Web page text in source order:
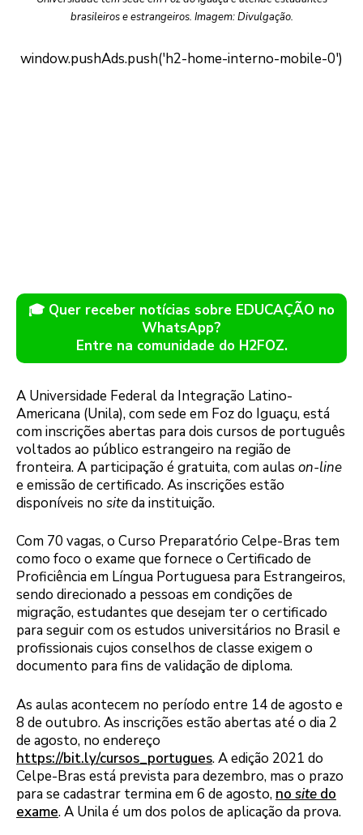
brasileiros e estrangeiros. Imagem: Divulgação.
🎓 Quer receber notícias sobre EDUCAÇÃO no
WhatsApp?
Entre na comunidade do H2FOZ.
A Universidade Federal da Integração Latino-
Americana (Unila), com sede em Foz do Iguaçu, está
com inscrições abertas para dois cursos de português
voltados ao público estrangeiro na região de
fronteira. A participação é gratuita, com aulas on-line
e emissão de certificado. As inscrições estão
disponíveis no siteda instituição.
Com 70 vagas, o Curso Preparatório Celpe-Bras tem
como foco o exame que fornece o Certificado de
Proficiência em Língua Portuguesa para Estrangeiros,
sendo direcionado a pessoas em condições de
migração, estudantes que desejam ter o certificado
para seguir com os estudos universitários no Brasil e
profissionais cujos conselhos de classe exigem o
documento para fins de validação de diploma.
As aulas acontecem no período entre 14 de agosto e
8 de outubro. As inscrições estão abertas até o dia 2
de agosto, no endereço
https://bit.ly/cursos_portugues. A edição 2021 do
Celpe-Bras está prevista para dezembro, mas o prazo
para se cadastrar termina em 6 de agosto, no site do
exame. A Unila é um dos polos de aplicação da prova.